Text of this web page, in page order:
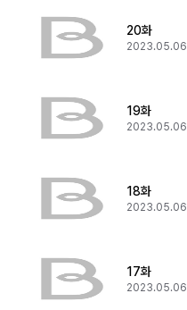
20화
2023.05.06
19화
2023.05.06
18화
2023.05.06
17화
2023.05.06